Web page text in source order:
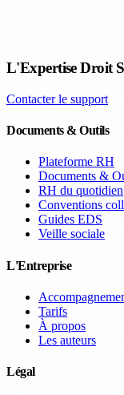
L'Expertise Droit
Contacter le support
Documents & Outils
Plateforme RH
Documents &
RH du quotidien
Conventions
Guides EDS
Veille sociale
L'Entreprise
Tarifs
À propos
Les auteurs
Légal